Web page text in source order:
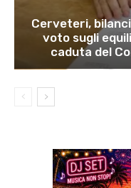
Cerveteri,
voto sugli
caduta del